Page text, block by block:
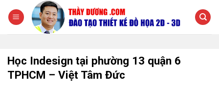
đến
Học Indesign tại phường 13 quận 6
TPHCM – Việt Tâm Đức